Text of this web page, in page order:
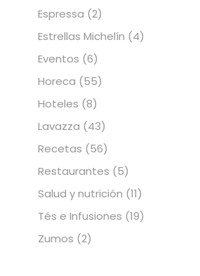
Espressa (2)
Estrellas Michelín (4)
Eventos (6)
Horeca (55)
Hoteles (8)
Lavazza (43)
Recetas (56)
Restaurantes (5)
Salud y nutrición (11)
Tés e Infusiones (19)
Zumos (2)